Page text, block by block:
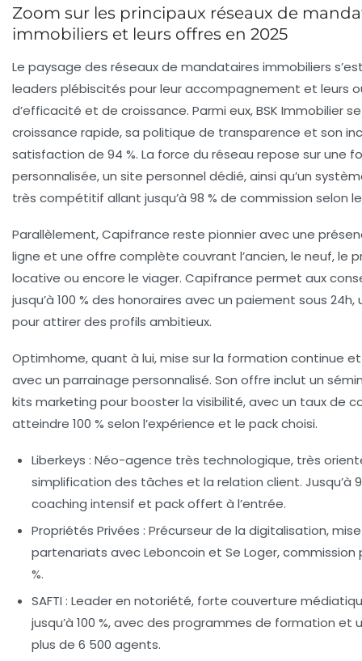
Zoom sur les principaux réseaux de
immobiliers et leurs offres en 2025
Le paysage des réseaux de mandataires immobiliers
leaders plébiscités pour leur accompagnement et leurs
d’efficacité et de croissance. Parmi eux, BSK Immobilier
croissance rapide, sa politique de transparence et son
satisfaction de 94 %. La force du réseau repose sur une
personnalisée, un site personnel dédié, ainsi qu’un
très compétitif allant jusqu’à 98 % de commission selon
Parallèlement, Capifrance reste pionnier avec une
ligne et une offre complète couvrant l’ancien, le neuf, le
locative ou encore le viager. Capifrance permet aux
jusqu’à 100 % des honoraires avec un paiement sous 24h,
pour attirer des profils ambitieux.
Optimhome, quant à lui, mise sur la formation continue et
avec un parrainage personnalisé. Son offre inclut un
kits marketing pour booster la visibilité, avec un taux de
atteindre 100 % selon l’expérience et le pack choisi.
Liberkeys : Néo-agence très technologique, très
simplification des tâches et la relation client. Jusqu’à
coaching intensif et pack offert à l’entrée.
Propriétés Privées : Précurseur de la digitalisation,
partenariats avec Leboncoin et Se Loger, commission
%.
SAFTI : Leader en notoriété, forte couverture
jusqu’à 100 %, avec des programmes de formation et
plus de 6 500 agents.